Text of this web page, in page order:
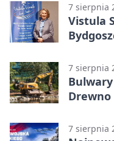
7 sierpnia
Vistula
7 sierpnia
7 sierpnia